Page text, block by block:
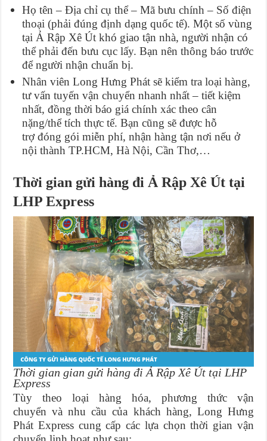
Họ tên – Địa chỉ cụ thể – Mã bưu chính – Số điện
thoại (phải đúng định dạng quốc tế). Một số vùng
tại Ả Rập Xê Út khó giao tận nhà, người nhận có
thể phải đến bưu cục lấy. Bạn nên thông báo trước
để người nhận chuẩn bị.
Nhân viên Long Hưng Phát sẽ kiểm tra loại hàng,
tư vấn tuyến vận chuyển nhanh nhất – tiết kiệm
nhất, đồng thời báo giá chính xác theo cân
nặng/thể tích thực tế. Bạn cũng sẽ được hỗ
trợ đóng gói miễn phí, nhận hàng tận nơi nếu ở
nội thành TP.HCM, Hà Nội, Cần Thơ,…
Thời gian gửi hàng đi Ả Rập Xê Út tại
LHP Express
Thời gian gian gửi hàng đi Ả Rập Xê Út tại LHP
Express
Tùy theo loại hàng hóa, phương thức vận
chuyển và nhu cầu của khách hàng, Long Hưng
Phát Express cung cấp các lựa chọn thời gian vận